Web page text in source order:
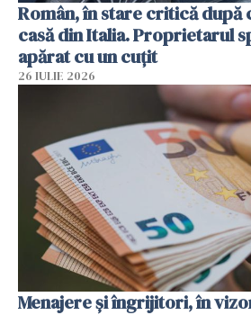
Român, în stare critică
casă din Italia. Proprietarul
apărat cu un cuțit
26 IULIE 2026
Menajere și îngrijitori, în